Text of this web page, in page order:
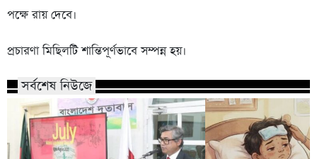
পক্ষে রায় দেবে।
প্রচারণা মিছিলটি শান্তিপূর্ণভাবে সম্পন্ন হয়।
সর্বশেষ নিউজে